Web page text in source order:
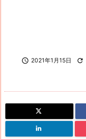
 2021年1月15日 